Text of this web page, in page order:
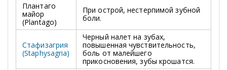
Плантаго
майор
(Plantago)
При острой, нестерпимой зубной
боли.
Стафизагрия
(Staphysagria)
Черный налет на зубах,
повышенная чувствительность,
боль от малейшего
прикосновения, зубы крошатся.